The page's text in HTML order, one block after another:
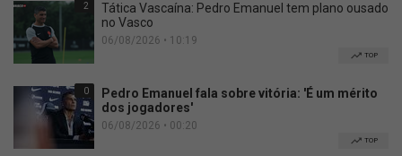
2
Tática Vascaína: Pedro Emanuel tem plano ousado
no Vasco
06/08/2026 • 10:19
TOP
0
Pedro Emanuel fala sobre vitória: 'É um mérito
dos jogadores'
06/08/2026 • 00:20
TOP